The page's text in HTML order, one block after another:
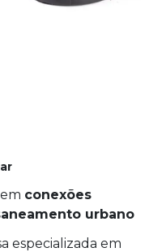
conexões
urbano
especializada em